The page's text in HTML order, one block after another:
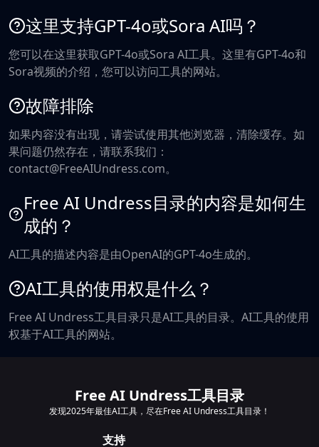
这里支持GPT-4o或Sora AI吗？
您可以在这里获取GPT-4o或Sora AI工具。这里有GPT-4o和
Sora视频的介绍，您可以访问工具的网站。
故障排除
如果内容没有出现，请尝试使用其他浏览器，清除缓存。如
果问题仍然存在，请联系我们：
contact@FreeAIUndress.com。
Free AI Undress目录的内容是如何生
成的？
AI工具的描述内容是由OpenAI的GPT-4o生成的。
AI工具的使用权是什么？
Free AI Undress工具目录只是AI工具的目录。AI工具的使用
权基于AI工具的网站。
Free AI Undress工具目录
发现2025年最佳AI工具，尽在Free AI Undress工具目录！
支持